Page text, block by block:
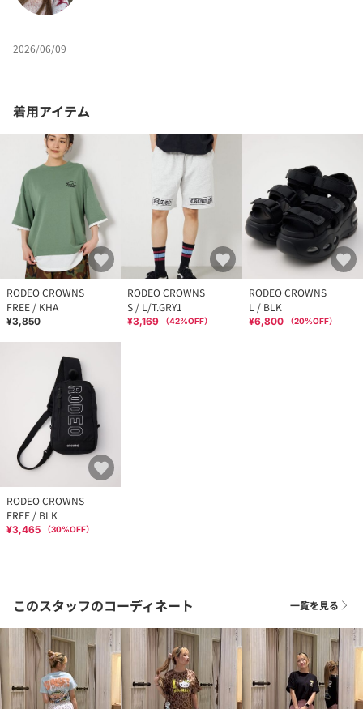
2026/06/09
着用アイテム
RODEO CROWNS
FREE / KHA
¥3,850
RODEO CROWNS
S / L/T.GRY1
¥3,169 （42%OFF）
RODEO CROWNS
L / BLK
¥6,800 （20%OFF）
RODEO CROWNS
FREE / BLK
¥3,465 （30%OFF）
このスタッフのコーディネート 一覧を見る